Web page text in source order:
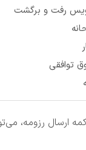
رفت و برگشت
توافقی
رزومه،